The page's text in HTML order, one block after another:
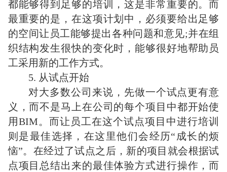
都能够得到足够的培训，这是非常重要的。而
最重要的是，在这项计划中，必须要给出足够
的空间让员工能够提出各种问题和意见;并在组
织结构发生很快的变化时，能够很好地帮助员
工采用新的工作方式。
5. 从试点开始
对大多数公司来说，先做一个试点更有意
义，而不是马上在公司的每个项目中都开始使
用BIM。而让员工在这个试点项目中进行培训
则是最佳选择，在这里他们会经历“成长的烦
恼”。在经过了试点之后，新的项目就会根据试
点项目总结出来的最佳体验方式进行操作，而